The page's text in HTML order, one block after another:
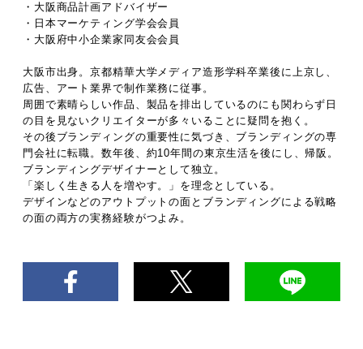
・大阪商品計画アドバイザー
・日本マーケティング学会会員
・大阪府中小企業家同友会会員
大阪市出身。京都精華大学メディア造形学科卒業後に上京し、
広告、アート業界で制作業務に従事。
周囲で素晴らしい作品、製品を排出しているのにも関わらず日
の目を見ないクリエイターが多々いることに疑問を抱く。
その後ブランディングの重要性に気づき、ブランディングの専
門会社に転職。数年後、約10年間の東京生活を後にし、帰阪。
ブランディングデザイナーとして独立。
「楽しく生きる人を増やす。」を理念としている。
デザインなどのアウトプットの面とブランディングによる戦略
の面の両方の実務経験がつよみ。